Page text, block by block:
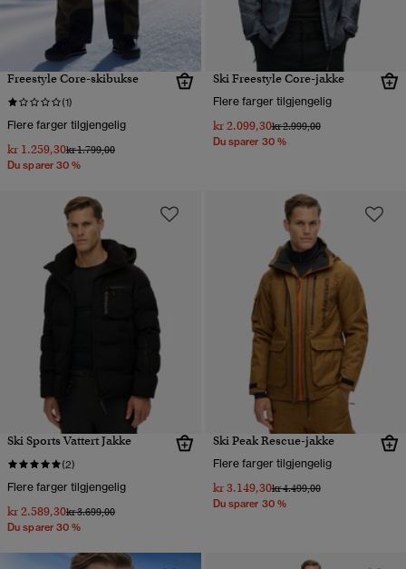
Freestyle Core-skibukse
(1)
Flere farger tilgjengelig
kr 1.259,30Pris nedsatt fra
kr 1.799,00til
Du sparer 30 %
Ski Freestyle Core-jakke
Flere farger tilgjengelig
kr 2.099,30Pris nedsatt fra
kr 2.999,00til
Du sparer 30 %
Ski Sports Vattert Jakke
(2)
Flere farger tilgjengelig
kr 2.589,30Pris nedsatt fra
kr 3.699,00til
Du sparer 30 %
Ski Peak Rescue-jakke
Flere farger tilgjengelig
kr 3.149,30Pris nedsatt fra
kr 4.499,00til
Du sparer 30 %